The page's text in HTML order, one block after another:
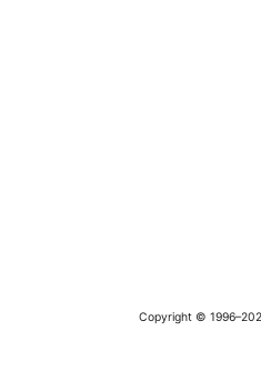
Copyright ©